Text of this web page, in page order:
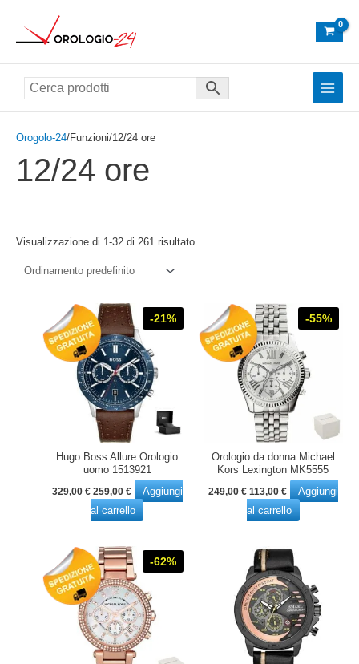
contenuto
Main
Orogolo-24/Funzioni/12/24 ore
12/24 ore
Visualizzazione di 1-32 di 261 risultato
-21%
Hugo Boss Allure Orologio
uomo 1513921
329,00€ Il
prezzo
originale
era:
259,00 €Il
prezzo
attuale
è:
Aggiungi
al carrello
-55%
Orologio da donna Michael
Kors Lexington MK5555
249,00€ Il
prezzo
originale
era:
113,00 €Il
prezzo
attuale
è:
Aggiungi
al carrello
-62%